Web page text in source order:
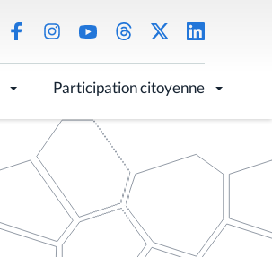
Participation citoyenne